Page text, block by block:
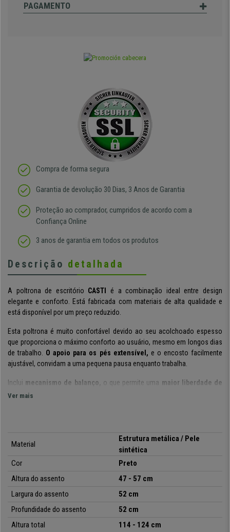
PAGAMENTO
Compra de forma segura
Garantia de devolução 30 Dias, 3 Anos de Garantia
Proteção ao comprador, cumpridos de acordo com a
Confiança Online
3 anos de garantia em todos os produtos
Descrição detalhada
A poltrona de escritório CASTI é a combinação ideal entre design
elegante e conforto. Está fabricada com materiais de alta qualidade e
está disponível por um preço reduzido.
Esta poltrona é muito confortável devido ao seu acolchoado espesso
que proporciona o máximo conforto ao usuário, mesmo em longos dias
de trabalho. O apoio para os pés extensível, e o encosto facilmente
ajustável, convidam a uma pequena pausa enquanto trabalha.
Inclui mecanismo de balanço, o que permite uma maior liberdade de
movimento e flexibilidade
estabilidade e grande resistência até 130 kg
. Por outro lado, a
poltrona é
Está
, para que possa escolher aquela que
mais gosta ou que melhor se adapte às necessidades decorativas do
que se adaptafacilmente a qualquer ambiente.
No Cadeiraspro oferecemos-lhe a um
totalmente grátis e garantia de 24 meses. Aproveite esta oportunidade e
Ver mais
Material
Estrutura metálica / Pele
sintética
Cor
Preto
Altura do assento
47 - 57 cm
Largura do assento
52 cm
Profundidade do assento
52 cm
Altura total
114 - 124 cm